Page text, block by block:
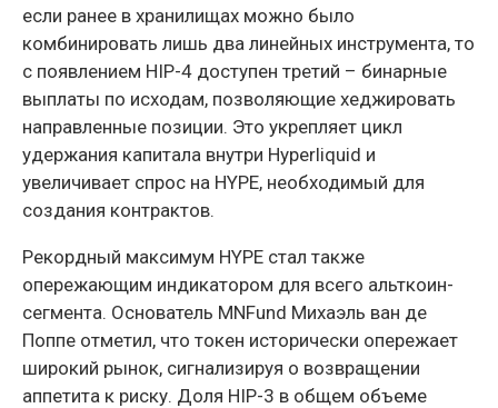
если ранее в хранилищах можно было
комбинировать лишь два линейных инструмента, то
с появлением HIP-4 доступен третий – бинарные
выплаты по исходам, позволяющие хеджировать
направленные позиции. Это укрепляет цикл
удержания капитала внутри Hyperliquid и
увеличивает спрос на HYPE, необходимый для
создания контрактов.
Рекордный максимум HYPE стал также
опережающим индикатором для всего альткоин-
сегмента. Основатель MNFund Михаэль ван де
Поппе отметил, что токен исторически опережает
широкий рынок, сигнализируя о возвращении
аппетита к риску. Доля HIP-3 в общем объеме